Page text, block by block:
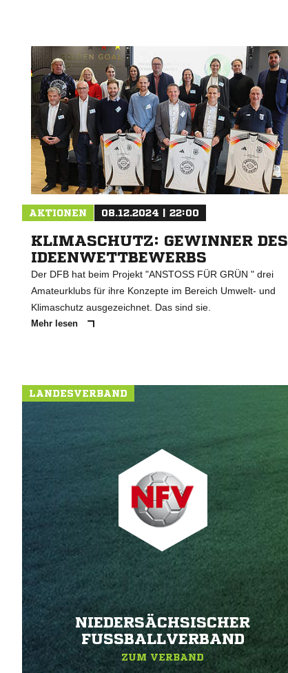
AKTIONEN 08.12.2024 | 22:00
KLIMASCHUTZ: GEWINNER DES
IDEENWETTBEWERBS
Der DFB hat beim Projekt "ANSTOSS FÜR GRÜN " drei
Amateurklubs für ihre Konzepte im Bereich Umwelt- und
Klimaschutz ausgezeichnet. Das sind sie.
Mehr lesen
LANDESVERBAND
NIEDERSÄCHSISCHER
FUSSBALLVERBAND
ZUM VERBAND